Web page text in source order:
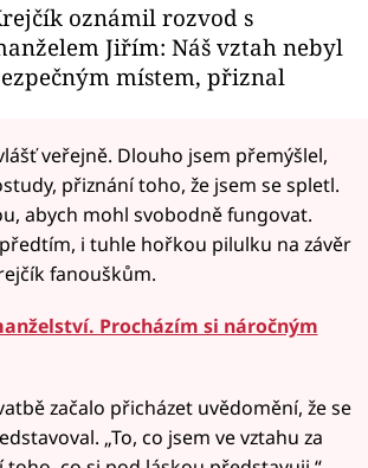
oznámil rozvod s
Jiřím: Náš vztah nebyl
místem, přiznal
veřejně. Dlouho jsem přemýšlel,
přiznání toho, že jsem se spletl.
abych mohl svobodně fungovat.
i tuhle hořkou pilulku na závěr
fanouškům.
Procházím si náročným
začalo přicházet uvědomění, že se
„To, co jsem ve vztahu za